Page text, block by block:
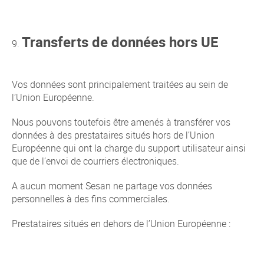
Transferts de données hors UE
Vos données sont principalement traitées au sein de
l’Union Européenne.
Nous pouvons toutefois être amenés à transférer vos
données à des prestataires situés hors de l’Union
Européenne qui ont la charge du support utilisateur ainsi
que de l’envoi de courriers électroniques.
A aucun moment Sesan ne partage vos données
personnelles à des fins commerciales.
Prestataires situés en dehors de l’Union Européenne :